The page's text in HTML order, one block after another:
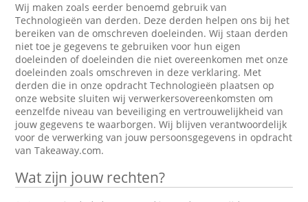
Wij maken zoals eerder benoemd gebruik van
Technologieën van derden. Deze derden helpen ons bij het
bereiken van de omschreven doeleinden. Wij staan derden
niet toe je gegevens te gebruiken voor hun eigen
doeleinden of doeleinden die niet overeenkomen met onze
doeleinden zoals omschreven in deze verklaring. Met
derden die in onze opdracht Technologieën plaatsen op
onze website sluiten wij verwerkersovereenkomsten om
eenzelfde niveau van beveiliging en vertrouwelijkheid van
jouw gegevens te waarborgen. Wij blijven verantwoordelijk
voor de verwerking van jouw persoonsgegevens in opdracht
van Takeaway.com.
Wat zijn jouw rechten?